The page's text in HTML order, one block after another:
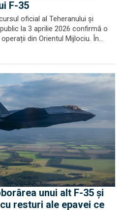
F-35
oficial al Teheranului și
la 3 aprilie 2026 confirmă o
din Orientul Mijlociu. În...
unui alt F-35 și
resturi ale epavei ce